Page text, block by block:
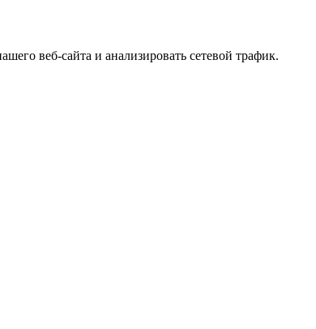
веб-сайта и анализировать сетевой трафик.